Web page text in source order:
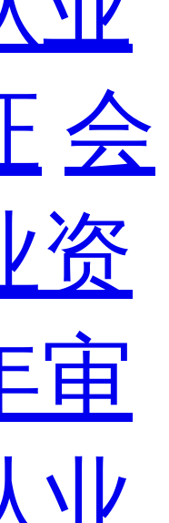
会
资
审
业